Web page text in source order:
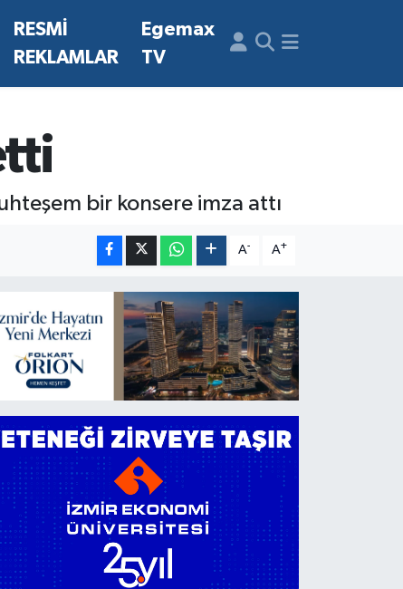
RESMİ
REKLAMLAR
Egemax
TV
bir konsere imza attı
A- A+